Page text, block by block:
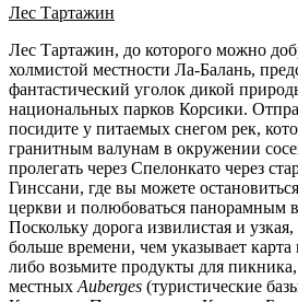
Лес Тартажин
Лес Тартажин, до которого можно
холмистой местности Ла-Балань,
фантастический уголок дикой
национальных парков Корсики.
посидите у питаемых снегом рек,
гранитным валунам в окружении
пролегать через Спелонкато через
Гинссани, где вы можете
церкви и полюбоваться панорамным
Поскольку дорога извилистая и
больше времени, чем указывает
либо возьмите продукты для
местных Auberges (туристические